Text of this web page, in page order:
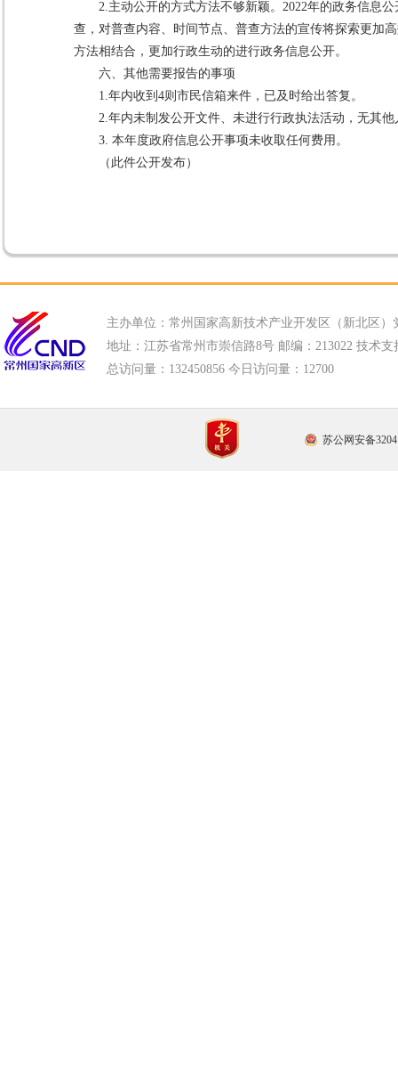
2.主动公开的方式方法不够新颖。2022年的政务信息
查，对普查内容、时间节点、普查方法的宣传将探索更加
方法相结合，更加行政生动的进行政务信息公开。
六、其他需要报告的事项
1.年内收到4则市民信箱来件，已及时给出答复。
2.年内未制发公开文件、未进行行政执法活动，无其
3. 本年度政府信息公开事项未收取任何费用。
（此件公开发布）
主办单位：常州国家高新技术产业开发区（新北区）
地址：江苏省常州市崇信路8号 邮编：213022 技术支
总访问量： 132450856 今日访问量： 12700
苏公网安备